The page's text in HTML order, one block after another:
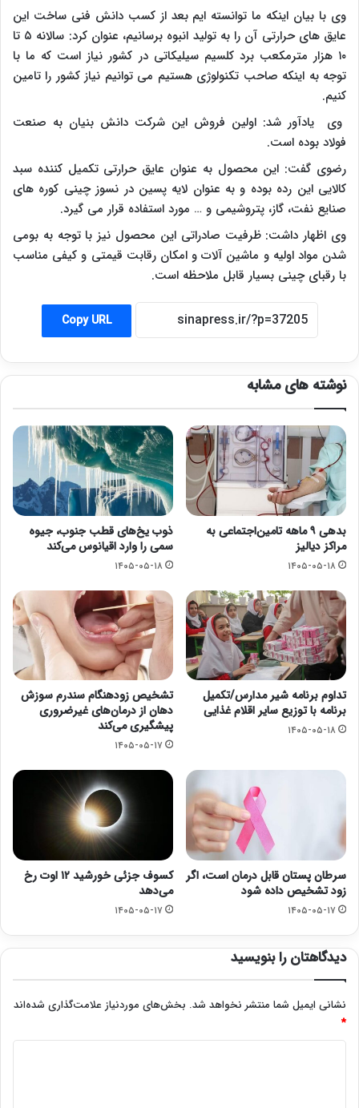
وی با بیان اینکه ما توانسته ایم بعد از کسب دانش فنی ساخت این
عایق های حرارتی آن را به تولید انبوه برسانیم، عنوان کرد: سالانه ۵ تا
۱۰ هزار مترمکعب برد کلسیم سیلیکاتی در کشور نیاز است که ما با
توجه به اینکه صاحب تکنولوژی هستیم می توانیم نیاز کشور را تامین
کنیم.
وی یادآور شد: اولین فروش این شرکت دانش بنیان به صنعت
فولاد بوده است.
رضوی گفت: این محصول به عنوان عایق حرارتی تکمیل کننده سبد
کالایی این رده بوده و به عنوان لایه پسین در نسوز چینی کوره های
صنایع نفت، گاز، پتروشیمی و … مورد استفاده قرار می گیرد.
وی اظهار داشت: ظرفیت صادراتی این محصول نیز با توجه به بومی
شدن مواد اولیه و ماشین آلات و امکان رقابت قیمتی و کیفی مناسب
با رقبای چینی بسیار قابل ملاحظه است.
Copy URL
نوشته های مشابه
بدهی ۹ ماهه تامین‌اجتماعی به
مراکز دیالیز
۱۴۰۵-۰۵-۱۸
ذوب یخ‌های قطب جنوب، جیوه
سمی را وارد اقیانوس می‌کند
۱۴۰۵-۰۵-۱۸
تداوم برنامه شیر مدارس/تکمیل
برنامه با توزیع سایر اقلام غذایی
۱۴۰۵-۰۵-۱۸
تشخیص زودهنگام سندرم سوزش
دهان از درمان‌های غیرضروری
پیشگیری می‌کند
۱۴۰۵-۰۵-۱۷
سرطان پستان قابل درمان است، اگر
زود تشخیص داده شود
۱۴۰۵-۰۵-۱۷
کسوف جزئی خورشید ۱۲ اوت رخ
می‌دهد
۱۴۰۵-۰۵-۱۷
دیدگاهتان را بنویسید
نشانی ایمیل شما منتشر نخواهد شد. بخش‌های موردنیاز علامت‌گذاری شده‌اند
*